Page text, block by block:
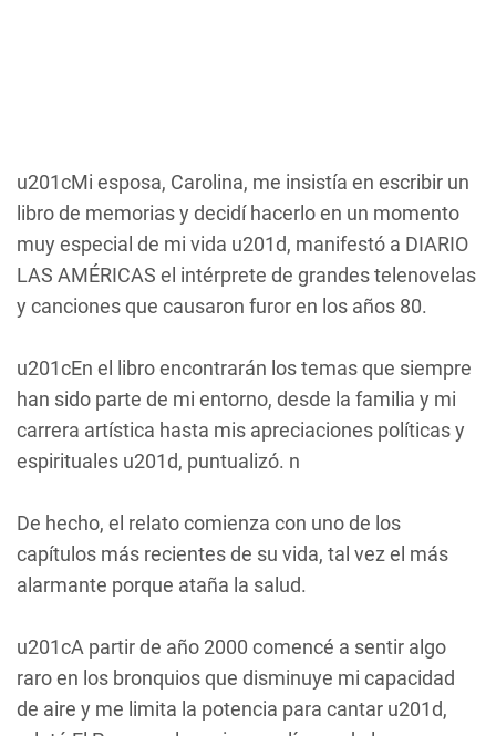
u201cMi esposa, Carolina, me insistía en escribir un
libro de memorias y decidí hacerlo en un momento
muy especial de mi vida u201d, manifestó a DIARIO
LAS AMÉRICAS el intérprete de grandes telenovelas
y canciones que causaron furor en los años 80.
u201cEn el libro encontrarán los temas que siempre
han sido parte de mi entorno, desde la familia y mi
carrera artística hasta mis apreciaciones políticas y
espirituales u201d, puntualizó. n
De hecho, el relato comienza con uno de los
capítulos más recientes de su vida, tal vez el más
alarmante porque ataña la salud.
u201cA partir de año 2000 comencé a sentir algo
raro en los bronquios que disminuye mi capacidad
de aire y me limita la potencia para cantar u201d,